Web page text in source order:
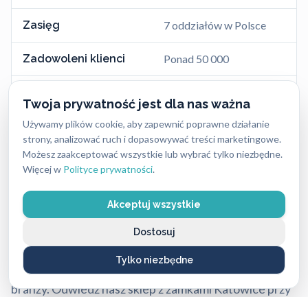
Twoja prywatność jest dla nas ważna
Używamy plików cookie, aby zapewnić poprawne działanie
strony, analizować ruch i dopasowywać treści marketingowe.
Możesz zaakceptować wszystkie lub wybrać tylko niezbędne.
Więcej w Polityce prywatności.
Akceptuj wszystkie
Tylko niezbędne
Dostosuj
Zasięg 7 oddziałów w Polsce
Zadowoleni klienci Ponad 50 000
Adres Katowice ul. Morcinka 11-13
Zaufało nam jużponad 50 000 zadowolonych
klientówindywidualnych, firm i instytucji. Nasze
zaangażowanie w świadczenie usług na najwyższym
poziomie, połączone z wykorzystaniem
sprawdzonych narzędzi i głęboką wiedzą, sprawia, że
dbamy o standard, dzięki któremu jesteśmy liderem w
branży. Odwiedź nasz sklep z zamkami Katowice przy